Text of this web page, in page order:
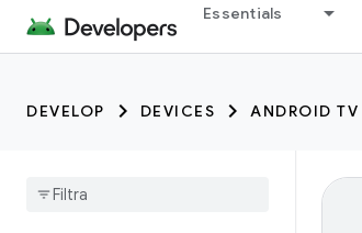
Essentials
DEVELOP DEVICES ANDROID TV